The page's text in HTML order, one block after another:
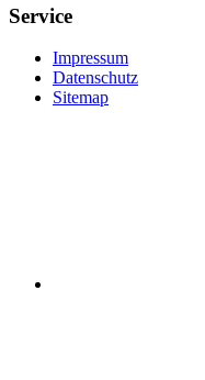
Service
Impressum
Datenschutz
Sitemap